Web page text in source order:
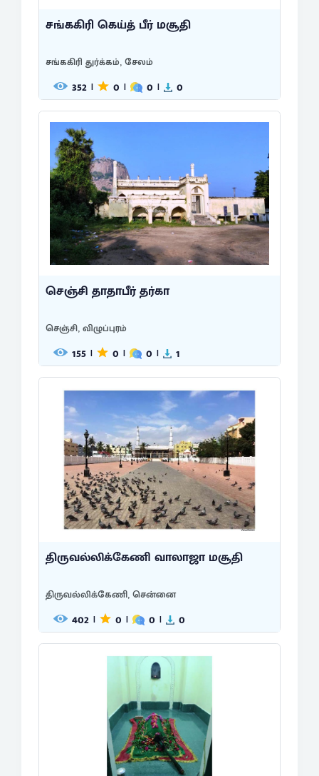
சங்ககிரி கெய்த் பீர் மசூதி
சங்ககிரி துர்க்கம், சேலம்
352 | 0 | 0 | 0
செஞ்சி தாதாபீர் தர்கா
செஞ்சி, விழுப்புரம்
155 | 0 | 0 | 1
திருவல்லிக்கேணி வாலாஜா மசூதி
திருவல்லிக்கேணி, சென்னை
402 | 0 | 0 | 0